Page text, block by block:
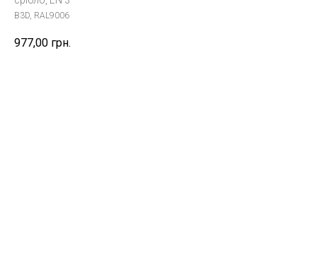
B3D, RAL9006
977,00 грн.